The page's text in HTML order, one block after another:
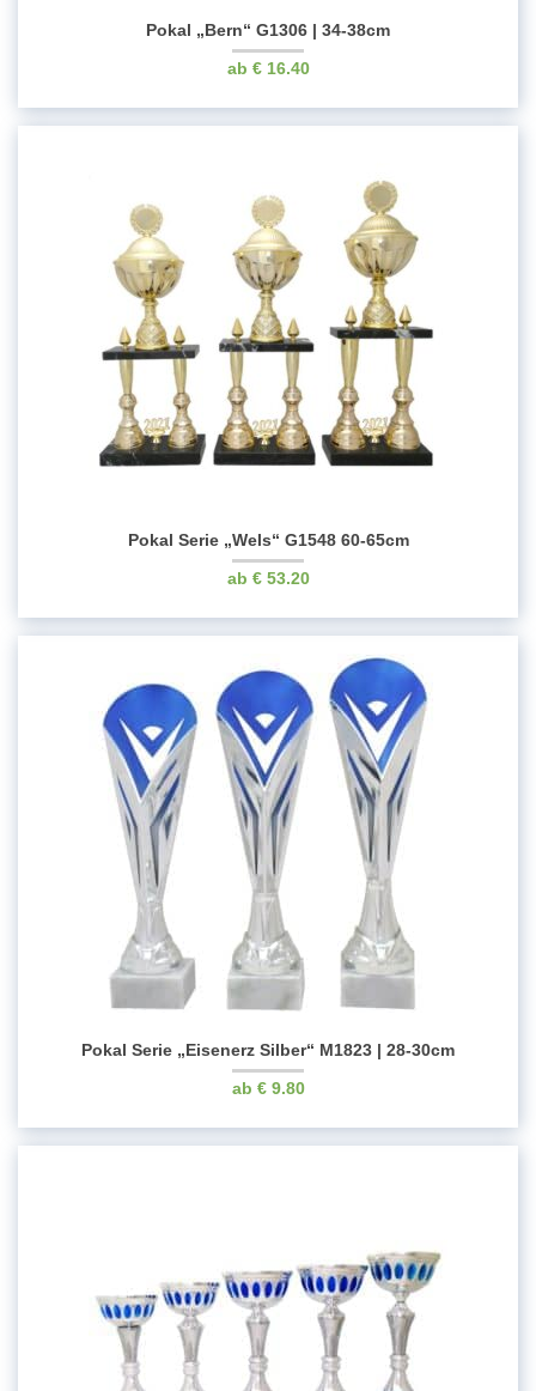
Pokal „Bern“ G1306 | 34-38cm
€16.40
Pokal Serie „Wels“ G1548 60-65cm
€53.20
Pokal Serie „Eisenerz Silber“ M1823 | 28-30cm
€9.80